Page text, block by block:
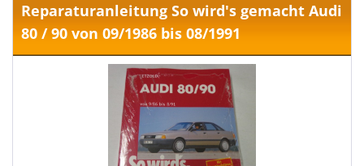
Reparaturanleitung So wird's gemacht Audi
80 / 90 von 09/1986 bis 08/1991